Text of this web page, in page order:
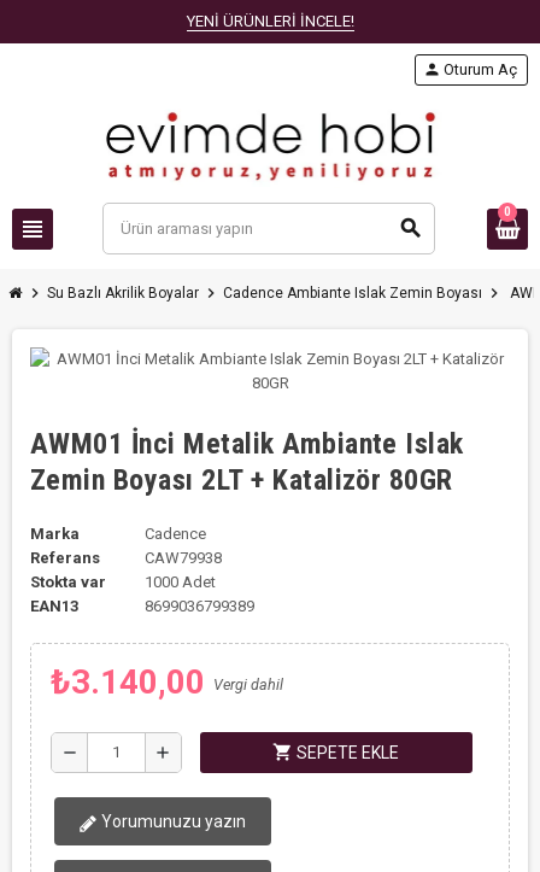
YENİ ÜRÜNLERİ İNCELE!
view_headline search
person Oturum Aç
0
chevron_right Su Bazlı Akrilik Boyalar chevron_right Cadence Ambiante Islak Zemin Boyası chevron_right
AWM01 İnci Metalik Ambiante Islak
Zemin Boyası 2LT + Katalizör 80GR
Marka
Cadence
Referans
CAW79938
Stokta var
1000 Adet
EAN13
8699036799389
₺3.140,00 Vergi dahil
remove add shopping_cart SEPETE EKLE
Yorumunuzu yazın